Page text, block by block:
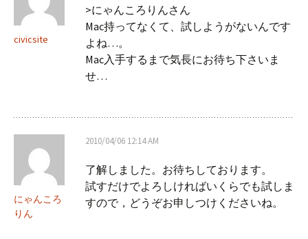
civicsite
>にゃんころりんさん
Mac持ってなくて、試しようがないんです
よね…。
Mac入手するまで気長にお待ち下さいま
せ…
にゃんころ
りん
2010/04/06 12:14 AM
了解しました。お待ちしております。
試すだけでよろしければいくらでも試しま
すので，どうぞお申しつけくださいね。